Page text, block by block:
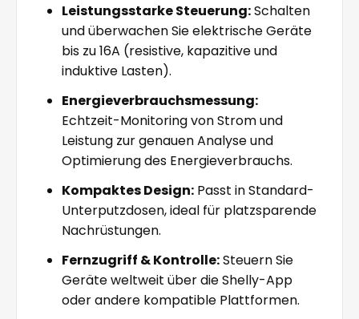
Leistungsstarke Steuerung:Schalten
und überwachen Sie elektrische Geräte
bis zu 16A (resistive, kapazitive und
induktive Lasten).
Energieverbrauchsmessung:
Echtzeit-Monitoring von Strom und
Leistung zur genauen Analyse und
Optimierung des Energieverbrauchs.
Kompaktes Design: Passt in Standard-
Unterputzdosen, ideal für platzsparende
Nachrüstungen.
Fernzugriff & Kontrolle:Steuern Sie
Geräte weltweit über die Shelly-App
oder andere kompatible Plattformen.